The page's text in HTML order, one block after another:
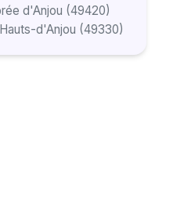
d'Anjou (49420)
d'Anjou (49330)